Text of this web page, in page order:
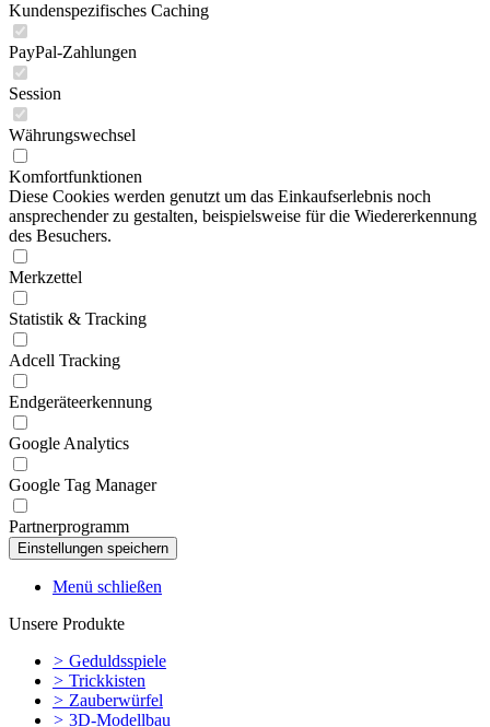
Kundenspezifisches Caching
PayPal-Zahlungen
Session
Währungswechsel
Komfortfunktionen
Diese Cookies werden genutzt um das Einkaufserlebnis noch
ansprechender zu gestalten, beispielsweise für die Wiedererkennung
des Besuchers.
Merkzettel
Statistik & Tracking
Adcell Tracking
Endgeräteerkennung
Google Analytics
Google Tag Manager
Partnerprogramm
Menü schließen
Unsere Produkte
> Geduldsspiele
> Trickkisten
> Zauberwürfel
> 3D-Modellbau